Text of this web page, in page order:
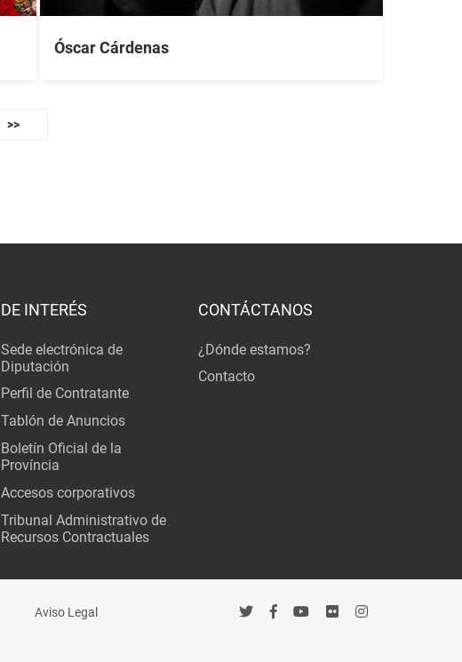
Óscar Cárdenas
>>
DE INTERÉS
Sede electrónica de
Diputación
Perfil de Contratante
Tablón de Anuncios
Boletín Oficial de la
Província
Accesos corporativos
Tribunal Administrativo de
Recursos Contractuales
CONTÁCTANOS
¿Dónde estamos?
Contacto
Aviso Legal